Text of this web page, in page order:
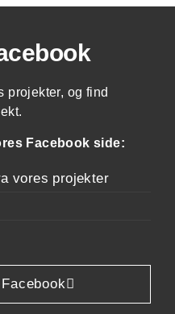
projekter, og find
Facebook side:
vores projekter